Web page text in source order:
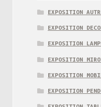
EXPOSITION
EXPOSITION
EXPOSITION
EXPOSITION
EXPOSITION
EXPOSITION